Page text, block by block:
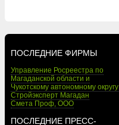
ПОСЛЕДНИЕ ФИРМЫ
Управление Росреестра по
Магаданской области и
Чукотскому автономному округу
Стройэксперт Магадан
Смета Проф, ООО
ПОСЛЕДНИЕ ПРЕСС-